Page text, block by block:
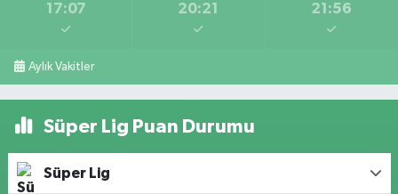
17:07 20:21 21:56
Aylık Vakitler
Süper Lig Puan Durumu
Süper Lig